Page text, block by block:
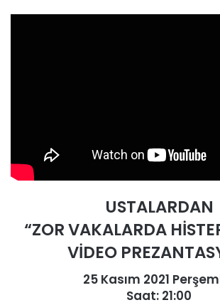
USTALARDAN
“ZOR VAKALARDA
VİDEO
25 Kasım 2021
Saat: 21:00